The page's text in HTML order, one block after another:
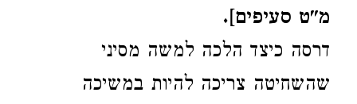
מ"ט סעיפים].
דרסה כיצד הלכה למשה מסיני
שהשחיטה צריכה להיות במשיכה